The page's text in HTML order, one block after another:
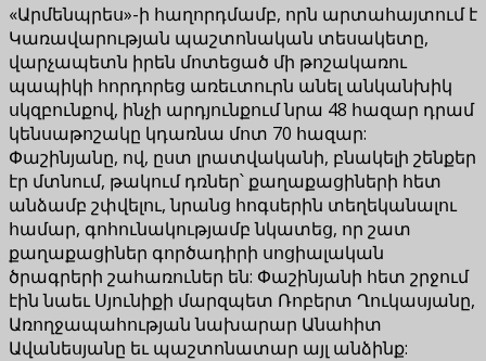
«Արմենպրես»-ի հաղորդմամբ, որն արտահայտում է
Կառավարության պաշտոնական տեսակետը,
վարչապետն իրեն մոտեցած մի թոշակառու
պապիկի հորդորեց առեւտուրն անել անկանխիկ
սկզբունքով, ինչի արդյունքում նրա 48 հազար դրամ
կենսաթոշակը կդառնա մոտ 70 հազար:
Փաշինյանը, ով, ըստ լրատվականի, բնակելի շենքեր
էր մտնում, թակում դռներ՝ քաղաքացիների հետ
անձամբ շփվելու, նրանց հոգսերին տեղեկանալու
համար, գոհունակությամբ նկատեց, որ շատ
քաղաքացիներ գործադիրի սոցիալական
ծրագրերի շահառուներ են: Փաշինյանի հետ շրջում
էին նաեւ Սյունիքի մարզպետ Ռոբերտ Ղուկասյանը,
Առողջապահության նախարար Անահիտ
Ավանեսյանը եւ պաշտոնատար այլ անձինք: